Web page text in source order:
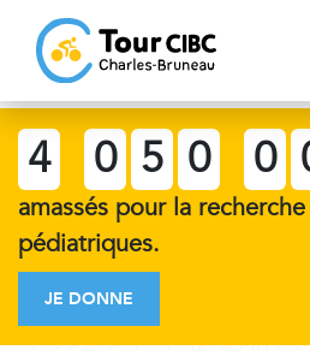
4 0 5 0 0
amassés pour la
pédiatriques.
JE DONNE